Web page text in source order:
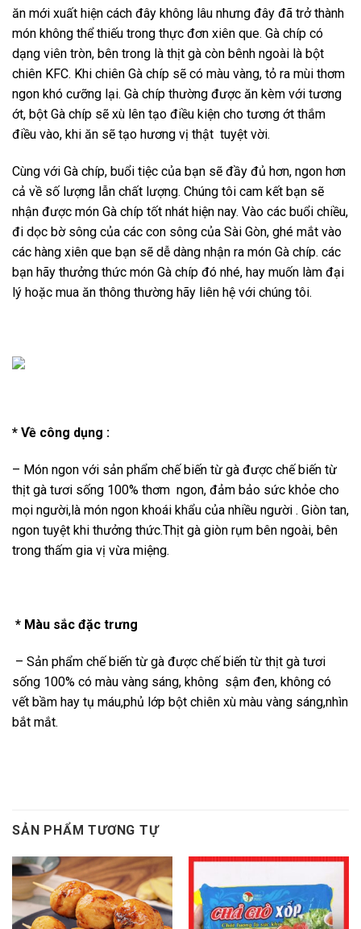
ăn mới xuất hiện cách đây không lâu nhưng đây đã trở thành
món không thể thiếu trong thực đơn xiên que. Gà chíp có
dạng viên tròn, bên trong là thịt gà còn bênh ngoài là bột
chiên KFC. Khi chiên Gà chíp sẽ có màu vàng, tỏ ra mùi thơm
ngon khó cưỡng lại. Gà chíp thường được ăn kèm với tương
ớt, bột Gà chíp sẽ xù lên tạo điều kiện cho tương ớt thắm
điều vào, khi ăn sẽ tạo hương vị thật tuyệt vời.
Cùng với Gà chíp, buổi tiệc của bạn sẽ đầy đủ hơn, ngon hơn
cả về số lượng lẫn chất lượng. Chúng tôi cam kết bạn sẽ
nhận được món Gà chíp tốt nhát hiện nay. Vào các buổi chiều,
đi dọc bờ sông của các con sông của Sài Gòn, ghé mắt vào
các hàng xiên que bạn sẽ dễ dàng nhận ra món Gà chíp. các
bạn hãy thưởng thức món Gà chíp đó nhé, hay muốn làm đại
lý hoặc mua ăn thông thường hãy liên hệ với chúng tôi.
* Về công dụng :
– Món ngon với sản phẩm chế biến từ gà được chế biến từ
thịt gà tươi sống 100% thơm ngon, đảm bảo sức khỏe cho
mọi người,là món ngon khoái khẩu của nhiều người . Giòn tan,
ngon tuyệt khi thưởng thức.Thịt gà giòn rụm bên ngoài, bên
trong thấm gia vị vừa miệng.
* Màu sắc đặc trưng
– Sản phẩm chế biến từ gà được chế biến từ thịt gà tươi
sống 100% có màu vàng sáng, không sậm đen, không có
vết bầm hay tụ máu,phủ lớp bột chiên xù màu vàng sáng,nhìn
bắt mắt.
SẢN PHẨM TƯƠNG TỰ